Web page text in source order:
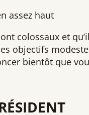
assez haut
colossaux et
objectifs
bientôt que